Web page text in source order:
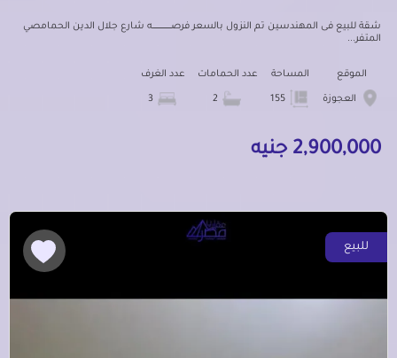
شقة للبيع فى المهندسين تم النزول بالسعر فرصـــــــــــــــــــــه شارع جلال الدين الحمامصي
المتفر...
الموقع
العجوزة
المساحة عدد الحمامات عدد الغرف
2,900,000 جنيه
للبيع